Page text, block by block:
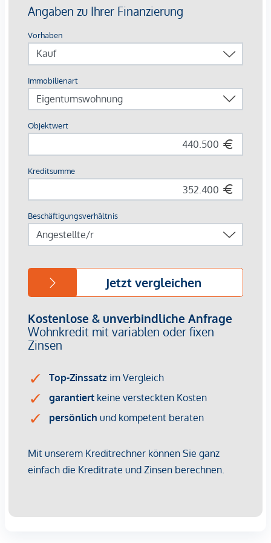
stilvolle Markenfliesen veredeln das Interieur, während die
Fernwärme, für ein behagliches Raumklima sorgt.
Außenliegender, elektrischer Sonnenschutz und
Klimaanlagen in den Dachgeschoßwohnungen
gewährleisten ein angenehmes Wohnambiente, selbst an
den heißesten Tagen.
AUSSTATTUNG
Stilvolle Markenfliesen
Außenliegender, elektrischer Sonnenschutz
Fußbodenheizung mittels Fernwärme
Photovoltaikanlage am Dach
Digitale Gegensprechanlage und
schwarzes Brett über Handyapp
HIGHLIGHTS
1 bis 4 Zimmer mit Wohnflächen von ca. 38 bis 124 m2
Gärten, Balkone, Loggien, Dachterrassen
Ideal für Anleger und Eigennutzer
DGNB Gold Nachhaltigkeits-Vorzertifikat
Lage direkt an der malerischen Donau
Im Mittelpunkt dieses Neubauprojekts stehen die